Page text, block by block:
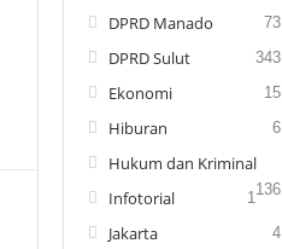
DPRD Manado 73
DPRD Sulut 343
Ekonomi 15
Hiburan 6
Hukum dan Kriminal
136
Infotorial 1
Jakarta 4